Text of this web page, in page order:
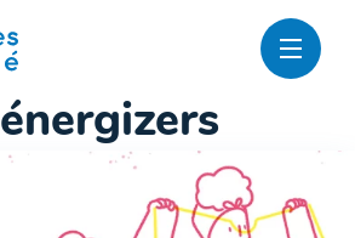
énergizers